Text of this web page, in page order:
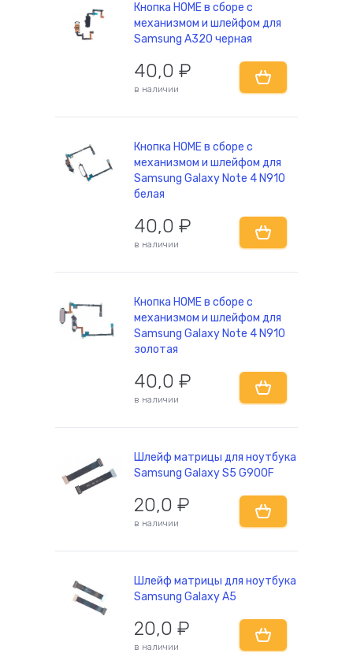
Кнопка HOME в сборе с
механизмом и шлейфом для
Samsung A320 черная
40,0 ₽
в наличии
Кнопка HOME в сборе с
механизмом и шлейфом для
Samsung Galaxy Note 4 N910
белая
40,0 ₽
в наличии
Кнопка HOME в сборе с
механизмом и шлейфом для
Samsung Galaxy Note 4 N910
золотая
40,0 ₽
в наличии
Шлейф матрицы для ноутбука
Samsung Galaxy S5 G900F
20,0 ₽
в наличии
Шлейф матрицы для ноутбука
Samsung Galaxy A5
20,0 ₽
в наличии